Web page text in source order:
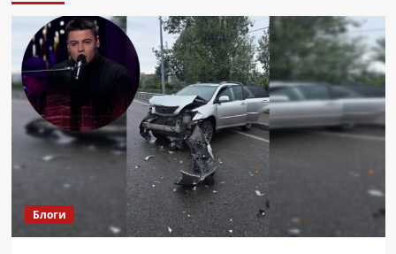
Блоги